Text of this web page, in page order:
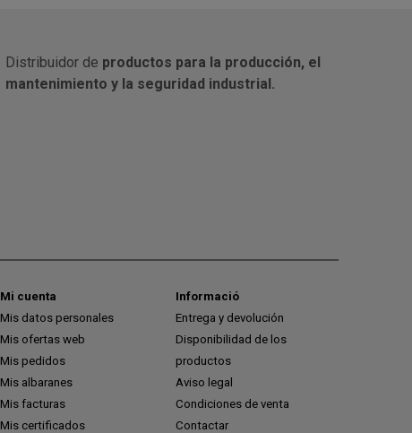
Distribuidor de productos para la producción, el
mantenimiento y la seguridad industrial.
Mi cuenta
Mis datos personales
Mis ofertas web
Mis pedidos
Mis albaranes
Mis facturas
Mis certificados
Informació
Entrega y devolución
Disponibilidad de los
productos
Aviso legal
Condiciones de venta
Contactar